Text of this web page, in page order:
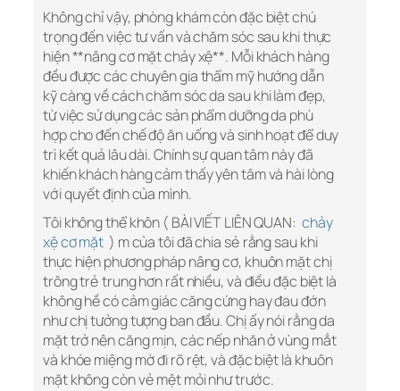
Không chỉ vậy, phòng khám còn đặc biệt chú
trọng đến việc tư vấn và chăm sóc sau khi thực
hiện **nâng cơ mặt chảy xệ**. Mỗi khách hàng
đều được các chuyên gia thẩm mỹ hướng dẫn
kỹ càng về cách chăm sóc da sau khi làm đẹp,
từ việc sử dụng các sản phẩm dưỡng da phù
hợp cho đến chế độ ăn uống và sinh hoạt để duy
trì kết quả lâu dài. Chính sự quan tâm này đã
khiến khách hàng cảm thấy yên tâm và hài lòng
với quyết định của mình.
Tôi không thể khôn ( BÀI VIẾT LIÊN QUAN: chảy
xệ cơ mặt ) m của tôi đã chia sẻ rằng sau khi
thực hiện phương pháp nâng cơ, khuôn mặt chị
trông trẻ trung hơn rất nhiều, và điều đặc biệt là
không hề có cảm giác căng cứng hay đau đớn
như chị tưởng tượng ban đầu. Chị ấy nói rằng da
mặt trở nên căng mịn, các nếp nhăn ở vùng mắt
và khóe miệng mờ đi rõ rệt, và đặc biệt là khuôn
mặt không còn vẻ mệt mỏi như trước.